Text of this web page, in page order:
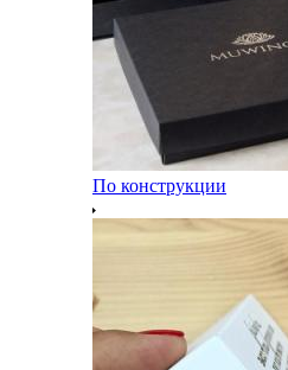
По конструкции